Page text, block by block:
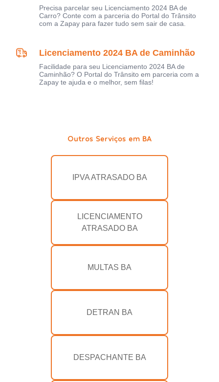
Precisa parcelar seu Licenciamento 2024 BA de
Carro? Conte com a parceria do Portal do Trânsito
com a Zapay para fazer tudo sem sair de casa.
Licenciamento 2024 BA de Caminhão
Facilidade para seu Licenciamento 2024 BA de
Caminhão? O Portal do Trânsito em parceria com a
Zapay te ajuda e o melhor, sem filas!
Outros Serviços em BA
IPVA ATRASADO BA
LICENCIAMENTO
ATRASADO BA
MULTAS BA
DETRAN BA
DESPACHANTE BA